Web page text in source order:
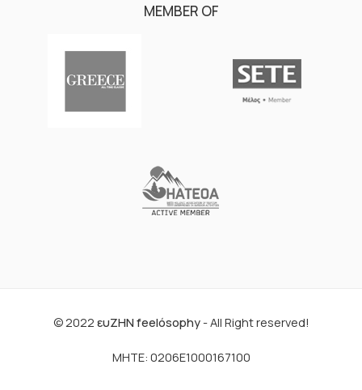
MEMBER OF
© 2022 ευΖΗΝ feelόsophy- All Right reserved!
ΜΗΤΕ: 0206E1000167100